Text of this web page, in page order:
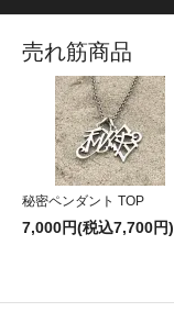
売れ筋商品
秘密ペンダント TOP
7,000円(税込7,700円)